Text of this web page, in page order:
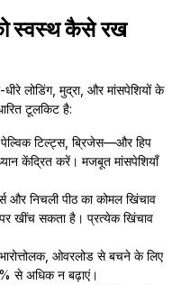
स्वस्थ कैसे रख
लोडिंग, मुद्रा, और मांसपेशियों के
टूलकिट है:
टिल्ट्स, ब्रिजेस—और हिप
केंद्रित करें। मजबूत मांसपेशियाँ
और निचली पीठ का कोमल खिंचाव
पर खींच सकता है। प्रत्येक खिंचाव
ओवरलोड से बचने के लिए
से अधिक न बढ़ाएं।